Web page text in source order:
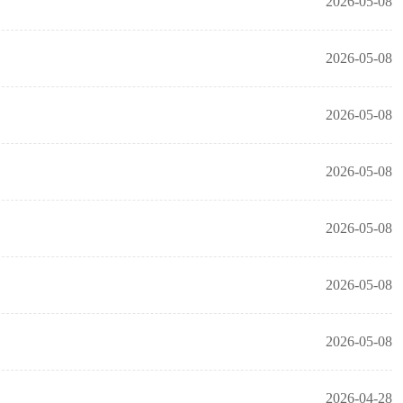
2026-05-08
2026-05-08
2026-05-08
2026-05-08
2026-05-08
2026-05-08
2026-04-28